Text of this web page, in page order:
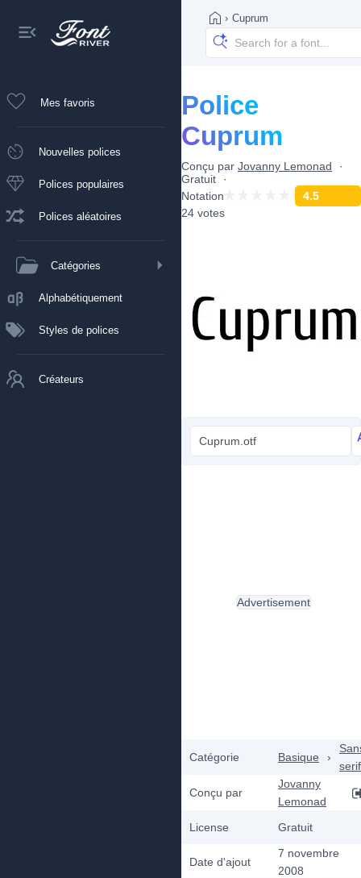
Mes favoris
Nouvelles polices
Polices populaires
Polices aléatoires
Catégories
Alphabétiquement
Styles de polices
Créateurs
› Cuprum
Police
Cuprum
Conçu par Jovanny Lemonad
Gratuit
Notation
4.5
24 votes
Cuprum.otf
Catégorie Basique ›
serif
Conçu par
Jovanny
Lemonad
License
Gratuit
Date d'ajout
7 novembre
2008
Advertisement